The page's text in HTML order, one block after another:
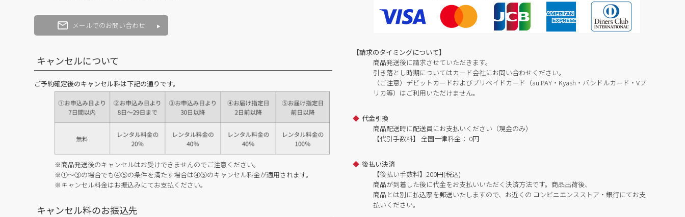
メールでのお問い合わせ
キャンセルについて
ご予約確定後のキャンセル料は下記の通りです。
※商品発送後のキャンセルはお受けできませんのでご注意ください。
※①～③の場合でも④⑤の条件を満たす場合は④⑤のキャンセル料金が適用されます。
※キャンセル料金はお振込みにてお支払ください。
キャンセル料のお振込先
【請求のタイミングについて】
商品発送後に請求させていただきます。
引き落とし時期についてはカード会社にお問い合わせください。
（ご注意）デビットカードおよびプリペイドカード（au PAY・Kyash・バンドルカード・Vプ
リカ等）はご利用いただけません。
代金引換
商品配送時に配送員にお支払いください（現金のみ）
【代引手数料】 全国一律料金： 0円
後払い決済
【後払い手数料】200円(税込)
商品が到着した後に代金をお支払いいただく決済方法です。商品出荷後、
商品とは別に払込票を郵送いたしますので、お近くの コンビニエンスストア・銀行にてお支
払いください。